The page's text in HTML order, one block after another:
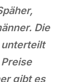
Die
unterteilt
gibt es